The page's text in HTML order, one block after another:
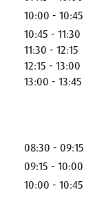
10:00 - 10:45
10:45 - 11:30
11:30 - 12:15
12:15 - 13:00
13:00 - 13:45
08:30 - 09:15
09:15 - 10:00
10:00 - 10:45